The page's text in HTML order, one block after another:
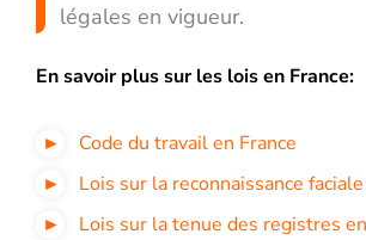
légales en vigueur.
En savoir plus sur les lois en France:
Code du travail en France
Lois sur la reconnaissance
Lois sur la tenue des registres